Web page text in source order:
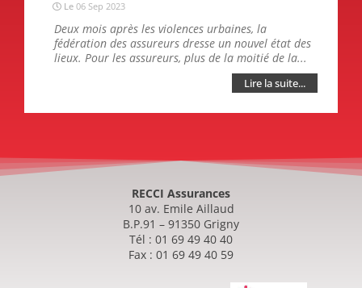
Le 06 Sep 2023
Deux mois après les violences urbaines, la
fédération des assureurs dresse un nouvel état des
lieux. Pour les assureurs, plus de la moitié de la...
Lire la suite...
RECCI Assurances
10 av. Emile Aillaud
B.P.91 – 91350 Grigny
Tél : 01 69 49 40 40
Fax : 01 69 49 40 59